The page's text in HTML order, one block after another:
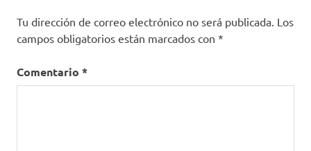
Tu dirección de correo electrónico no será publicada. Los
campos obligatorios están marcados con *
Comentario *